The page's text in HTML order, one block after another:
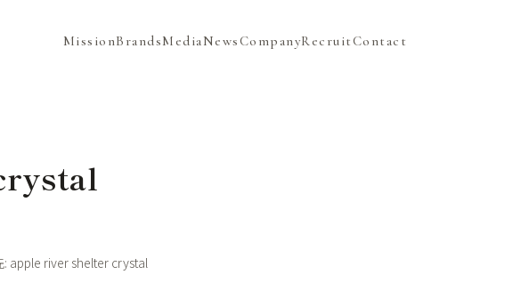
MissionBrandsMediaNewsCompanyRecruitContact
: apple river shelter crystal